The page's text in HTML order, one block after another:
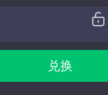
兑换